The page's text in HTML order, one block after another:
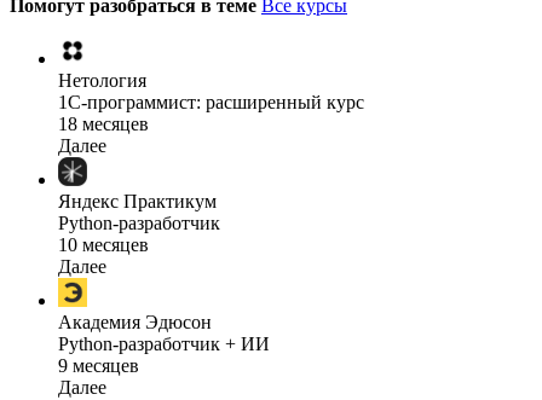
Помогут разобраться в теме Все курсы
Нетология
1C-программист: расширенный курс
18 месяцев
Далее
Яндекс Практикум
Python-разработчик
10 месяцев
Далее
Академия Эдюсон
Python-разработчик + ИИ
9 месяцев
Далее